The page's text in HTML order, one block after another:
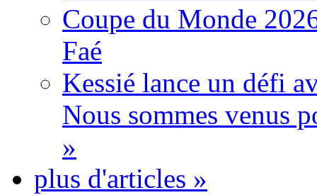
Coupe du Monde
Faé
Kessié lance un défi
Nous sommes venus
»
plus d'articles »